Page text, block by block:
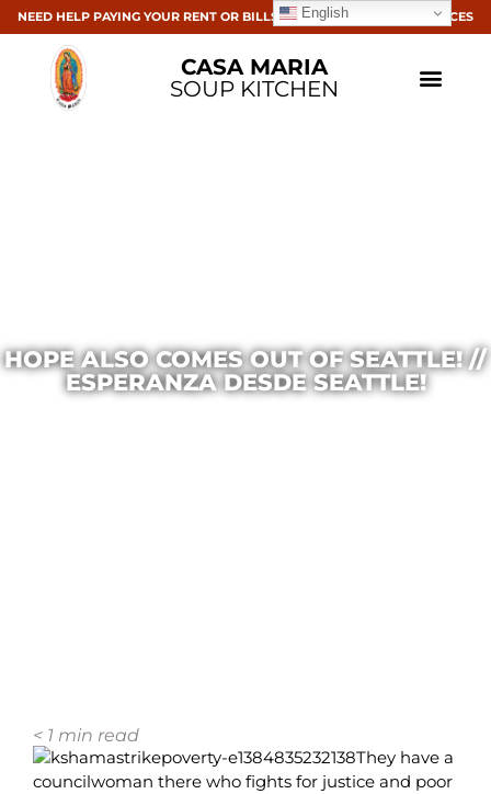
NEED HELP PAYING YOUR RENT OR BILLS? CLICK HERE FOR RESOURCES
CASA MARIA
SOUP KITCHEN
HOPE ALSO COMES OUT OF SEATTLE! //
ESPERANZA DESDE SEATTLE!
< 1 min read
They have a
councilwoman there who fights for justice and poor
English